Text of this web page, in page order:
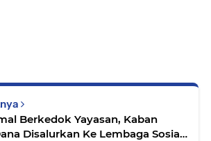
Berkedok Yayasan, Kaban
Disalurkan Ke Lembaga Sosial